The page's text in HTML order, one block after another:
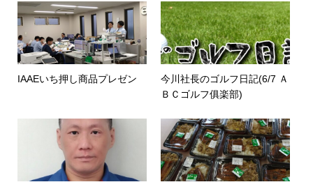
IAAEいち押し商品プレゼン
今川社長のゴルフ日記(6/7 Ａ
ＢＣゴルフ俱楽部)